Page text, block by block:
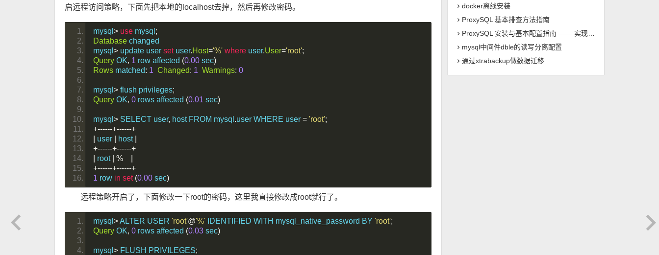
启远程访问策略，下面先把本地的localhost去掉，然后再修改密码。
mysql > use mysql ;
Database changed
mysql > update user set user.Host='%' where user.User='root';
Query OK, 1 row affected (0.00 sec)
Rows matched: 1 Changed: 1 Warnings: 0
mysql > flush privileges;
Query OK, 0 rows affected (0.01 sec)
mysql > SELECT user, host FROM mysql .user WHERE user = 'root';
+------+------+
user host
+------+------+
root %
+------+------+
1 row in set (0.00 sec)
远程策略开启了，下面修改一下root的密码，这里我直接修改成root就行了。
mysql > ALTER USER 'root'@'%' IDENTIFIED WITH mysql_native_password BY 'root';
Query OK, 0 rows affected (0.03 sec)
mysql > FLUSH PRIVILEGES;
docker离线安装
ProxySQL 基本排查方法指南
ProxySQL 安装与基本配置指南 —— 实现 MySQL 读写分离
mysql中间件dble的读写分离配置
通过xtrabackup做数据迁移